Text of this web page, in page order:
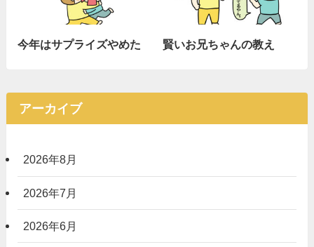
今年はサプライズやめた 賢いお兄ちゃんの教え
アーカイブ
2026年8月
2026年7月
2026年6月